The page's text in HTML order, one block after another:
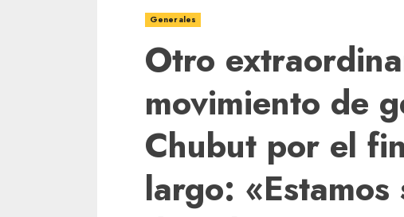
Generales
Otro
movimiento de
Chubut por el
largo: